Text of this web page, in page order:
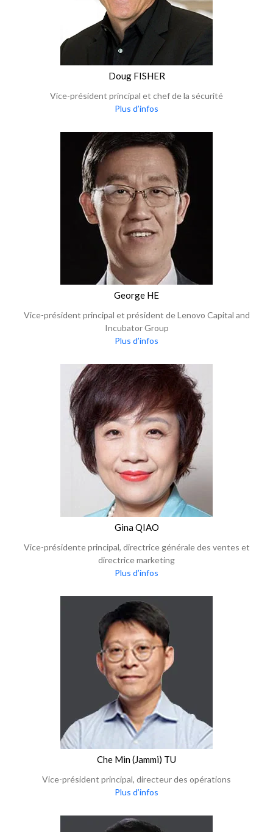
Doug FISHER
Vice-président principal et chef de la sécurité
Plus d’infos
George HE
Vice-président principal et président de Lenovo Capital and
Incubator Group
Plus d’infos
Gina QIAO
Vice-présidente principal, directrice générale des ventes et
directrice marketing
Plus d’infos
Che Min (Jammi) TU
Vice-président principal, directeur des opérations
Plus d’infos